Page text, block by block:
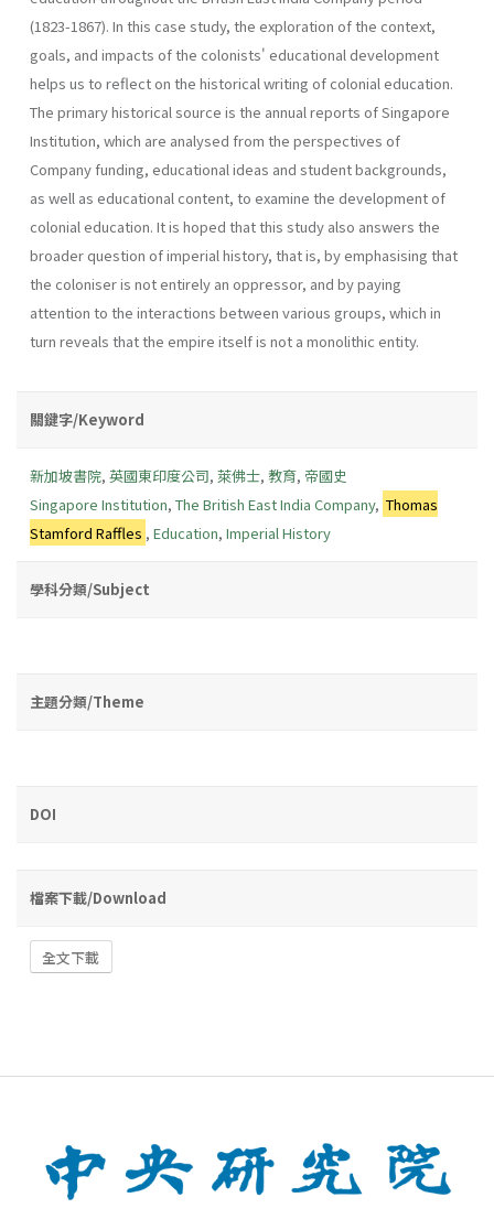
(1823-1867). In this case study, the exploration of the context,
goals, and impacts of the colonists' educational development
helps us to reflect on the historical writing of colonial education.
The primary historical source is the annual reports of Singapore
Institution, which are analysed from the perspectives of
Company funding, educational ideas and student backgrounds,
as well as educational content, to examine the development of
colonial education. It is hoped that this study also answers the
broader question of imperial history, that is, by emphasising that
the coloniser is not entirely an oppressor, and by paying
attention to the interactions between various groups, which in
turn reveals that the empire itself is not a monolithic entity.
關鍵字/Keyword
新加坡書院, 英國東印度公司, 萊佛士, 教育, 帝國史
Singapore Institution, The British East India Company, Thomas
Stamford Raffles , Education, Imperial History
學科分類/Subject
主題分類/Theme
DOI
檔案下載/Download
全文下載